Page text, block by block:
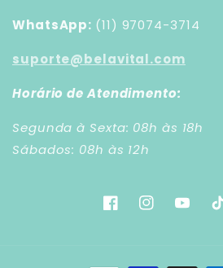
WhatsApp: (11) 97074-3714
suporte@belavital.com
Horário de Atendimento:
Segunda à Sexta: 08h às 18h
Sábados: 08h às 12h
FacebookInstagramYouTube